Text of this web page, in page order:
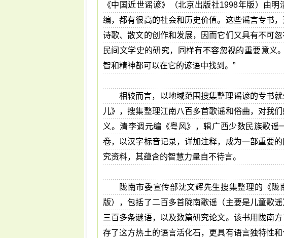
《中国近世谣谚》（北京出版社1998年版）由
编，都有很高的社会和历史价值。这些谣言专书
诗歌、散文的创作和发展，因而它们又具有不可
民间文学史的研究，同样有不容忽视的重要意义
智和精神都可以在它的谚语中找到。”
相较而言，以地域范围搜集整理谣谚的专书
儿》，搜集整理江南八百多首歌谣和俗曲，对我
义。清李调元编《粤风》，辑广西少数民族歌谣
卷，以汉字标音记录，详加注释，成为一部重要
究资料，其蕴含的智慧力量自不待言。
陇南市委宣传部沈文辉先生搜集整理的《
版），包括了二百多首陇南歌谣（主要是儿童歌
三百多条谜语，以及数篇研究论文。该书用陇南
存了这方热土的语言活化石，更具有语言独特性